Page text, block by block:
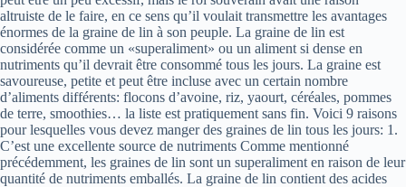
altruiste de le faire, en ce sens qu’il voulait transmettre les avantages
énormes de la graine de lin à son peuple. La graine de lin est
considérée comme un «superaliment» ou un aliment si dense en
nutriments qu’il devrait être consommé tous les jours. La graine est
savoureuse, petite et peut être incluse avec un certain nombre
d’aliments différents: flocons d’avoine, riz, yaourt, céréales, pommes
de terre, smoothies… la liste est pratiquement sans fin. Voici 9 raisons
pour lesquelles vous devez manger des graines de lin tous les jours: 1.
C’est une excellente source de nutriments Comme mentionné
précédemment, les graines de lin sont un superaliment en raison de leur
quantité de nutriments emballés. La graine de lin contient des acides